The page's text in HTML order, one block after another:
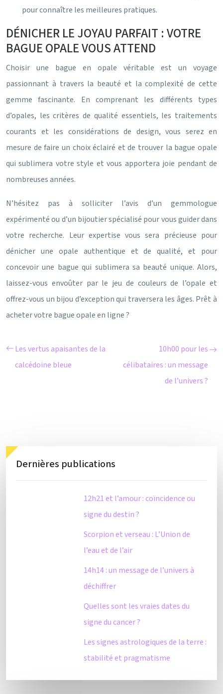
pour connaître les meilleures pratiques.
DÉNICHER LE JOYAU PARFAIT : VOTRE
BAGUE OPALE VOUS ATTEND
Choisir une bague en opale véritable est un voyage
passionnant à travers la beauté et la complexité de cette
gemme fascinante. En comprenant les différents types
d’opales, les critères de qualité essentiels, les traitements
courants et les considérations de design, vous serez en
mesure de faire un choix éclairé et de trouver la bague opale
qui sublimera votre style et vous apportera joie pendant de
nombreuses années.
N’hésitez pas à solliciter l’avis d’un gemmologue
expérimenté ou d’un bijoutier spécialisé pour vous guider dans
votre recherche. Leur expertise vous sera précieuse pour
dénicher une opale authentique et de qualité, et pour
concevoir une bague qui sublimera sa beauté unique. Alors,
laissez-vous envoûter par le jeu de couleurs de l’opale et
offrez-vous un bijou d’exception qui traversera les âges. Prêt à
acheter votre bague opale en ligne ?
Les vertus apaisantes de la
calcédoine bleue
10h00 pour les
célibataires : un message
de l’univers ?
Dernières publications
12h21 et l’amour : coïncidence ou
signe du destin ?
Scorpion et verseau : L’Union de
l’eau et de l’air
14h14 : un message de l’univers à
déchiffrer
Quelles sont les vraies dates du
signe du cancer ?
Les signes astrologiques de la terre :
stabilité et pragmatisme